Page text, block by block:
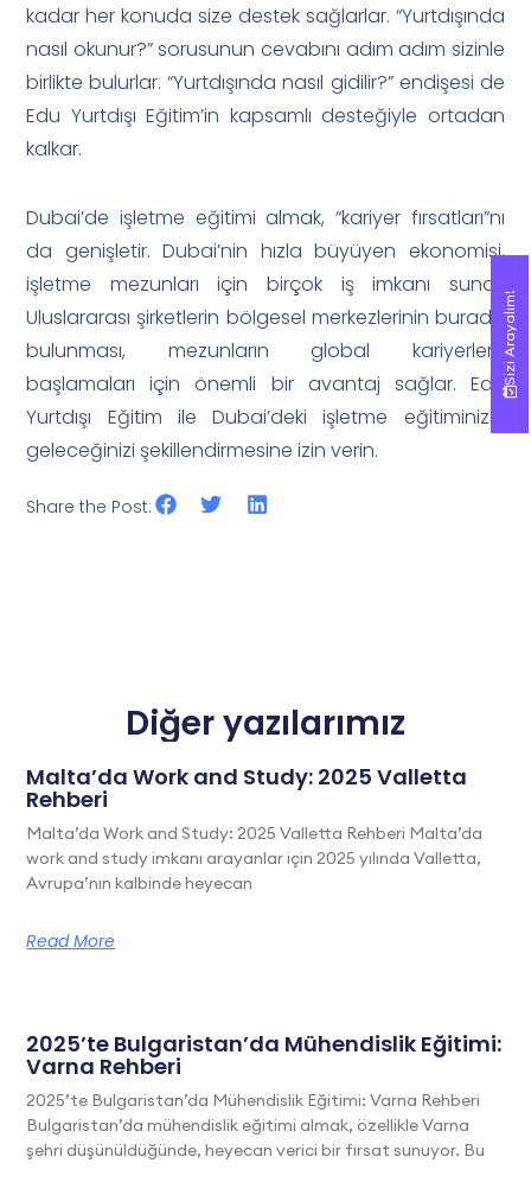
kadar her konuda size destek sağlarlar. “Yurtdışında
nasıl okunur?” sorusunun cevabını adım adım sizinle
birlikte bulurlar. “Yurtdışında nasıl gidilir?” endişesi de
Edu Yurtdışı Eğitim’in kapsamlı desteğiyle ortadan
kalkar.
Dubai’de işletme eğitimi almak, “kariyer fırsatları”nı
da genişletir. Dubai’nin hızla büyüyen ekonomisi,
işletme mezunları için birçok iş imkanı sunar.
Uluslararası şirketlerin bölgesel merkezlerinin burada
bulunması, mezunların global kariyerlere
başlamaları için önemli bir avantaj sağlar. Edu
Yurtdışı Eğitim ile Dubai’deki işletme eğitiminizin
geleceğinizi şekillendirmesine izin verin.
Share the Post:
Diğer yazılarımız
Malta’da Work and Study: 2025 Valletta
Rehberi
Malta’da Work and Study: 2025 Valletta Rehberi Malta’da
work and study imkanı arayanlar için 2025 yılında Valletta,
Avrupa’nın kalbinde heyecan
Read More
2025’te Bulgaristan’da Mühendislik Eğitimi:
Varna Rehberi
2025’te Bulgaristan’da Mühendislik Eğitimi: Varna Rehberi
Bulgaristan’da mühendislik eğitimi almak, özellikle Varna
şehri düşünüldüğünde, heyecan verici bir fırsat sunuyor. Bu
Sizi Arayalım!
Sizi Arayalım!